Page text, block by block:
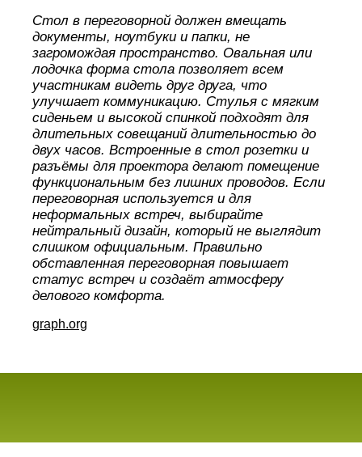
Стол в переговорной должен вмещать
документы, ноутбуки и папки, не
загромождая пространство. Овальная или
лодочка форма стола позволяет всем
участникам видеть друг друга, что
улучшает коммуникацию. Стулья с мягким
сиденьем и высокой спинкой подходят для
длительных совещаний длительностью до
двух часов. Встроенные в стол розетки и
разъёмы для проектора делают помещение
функциональным без лишних проводов. Если
переговорная используется и для
неформальных встреч, выбирайте
нейтральный дизайн, который не выглядит
слишком официальным. Правильно
обставленная переговорная повышает
статус встреч и создаёт атмосферу
делового комфорта.
graph.org